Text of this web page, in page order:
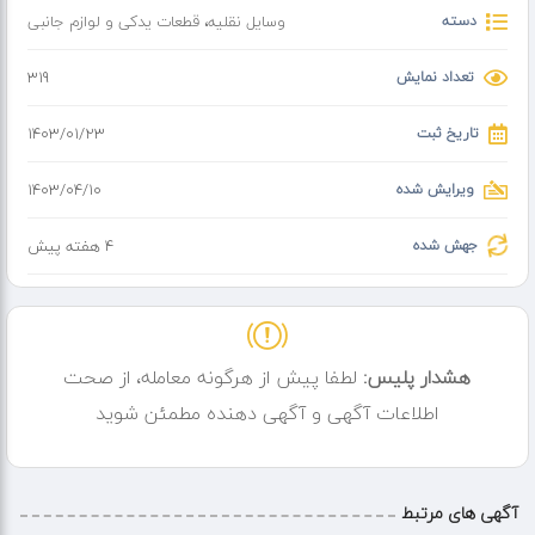
دسته وسایل نقلیه،قطعات یدکی و لوازم جانبی
تعداد نمایش 319
تاریخ ثبت ۱۴۰۳/۰۱/۲۳
ویرایش شده ۱۴۰۳/۰۴/۱۰
جهش شده 4 هفته پیش
هشدار پلیس: لطفا پیش از هرگونه معامله، از صحت
اطلاعات آگهی و آگهی دهنده مطمئن شوید
آگهی های مرتبط